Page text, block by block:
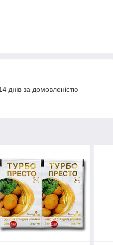
днів за домовленістю